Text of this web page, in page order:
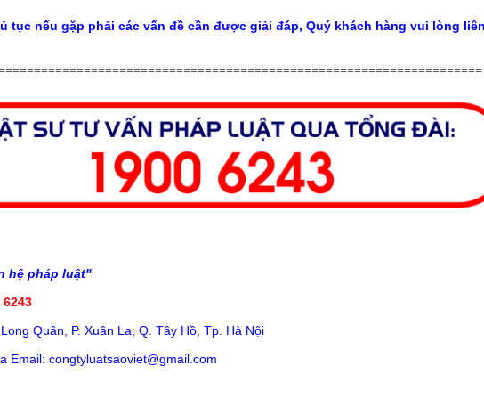
tục nếu gặp phải các vấn đề cần được giải đáp, Quý khách hàng vui lòng
hệ pháp luật"
6243
Quân, P. Xuân La, Q. Tây Hồ, Tp. Hà Nội
Email: congtyluatsaoviet@gmail.com